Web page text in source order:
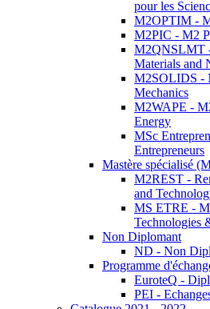
pour les
M2OPTIM -
M2PIC - M2
M2QNSLMT
Materials and
M2SOLIDS -
Mechanics
M2WAPE -
Energy
MSc
Entrepreneurs
Mastère spécialisé
M2REST -
and
MS ETRE -
Technologies
Non Diplomant
ND - Non
Programme
EuroteQ -
PEI -